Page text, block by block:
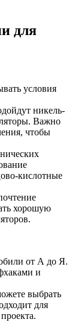
для
условия
никель-
Важно
чтобы
кислотные
хорошую
от А до Я.
и
выбрать
для